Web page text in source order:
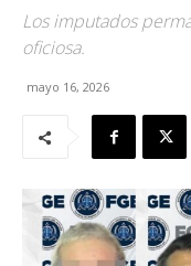
Los imputados
oficiosa.
mayo 16, 2026